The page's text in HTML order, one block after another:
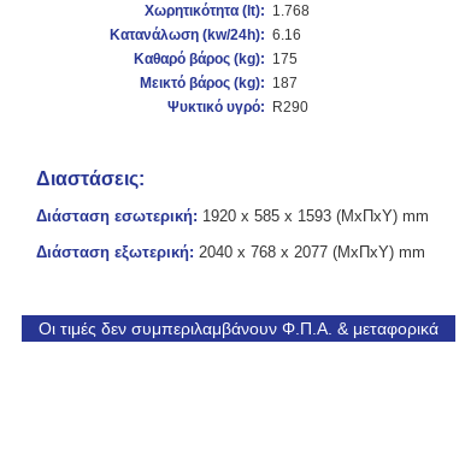
Χωρητικότητα (lt): 1.768
Κατανάλωση (kw/24h): 6.16
Καθαρό βάρος (kg): 175
Μεικτό βάρος (kg): 187
Ψυκτικό υγρό: R290
Διαστάσεις:
Διάσταση εσωτερική: 1920 x 585 x 1593 (ΜxΠxΥ) mm
Διάσταση εξωτερική: 2040 x 768 x 2077 (ΜxΠxΥ) mm
Οι τιμές δεν συμπεριλαμβάνουν Φ.Π.Α. & μεταφορικά